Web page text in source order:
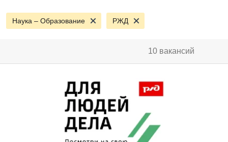
Наука – Образование РЖД
10 вакансий